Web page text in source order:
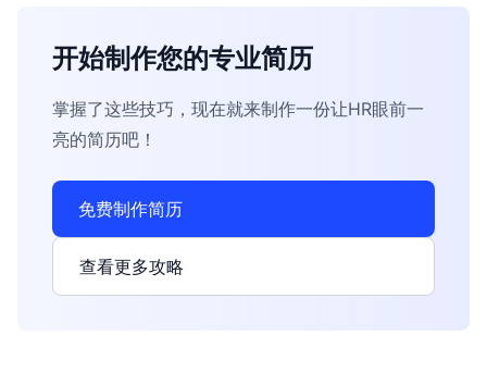
开始制作您的专业简历
掌握了这些技巧，现在就来制作一份让HR眼前一
亮的简历吧！
免费制作简历
查看更多攻略